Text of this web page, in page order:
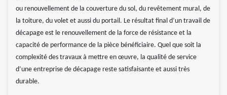
ou renouvellement de la couverture du sol, du revêtement mural, de
la toiture, du volet et aussi du portail. Le résultat final d’un travail de
décapage est le renouvellement de la force de résistance et la
capacité de performance de la pièce bénéficiaire. Quel que soit la
complexité des travaux à mettre en œuvre, la qualité de service
d’une entreprise de décapage reste satisfaisante et aussi très
durable.